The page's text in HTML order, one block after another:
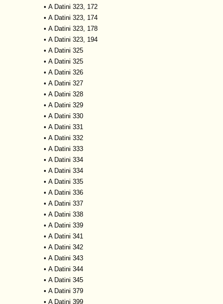
• A Datini 323, 172
• A Datini 323, 174
• A Datini 323, 178
• A Datini 323, 194
• A Datini 325
• A Datini 325
• A Datini 326
• A Datini 327
• A Datini 328
• A Datini 329
• A Datini 330
• A Datini 331
• A Datini 332
• A Datini 333
• A Datini 334
• A Datini 334
• A Datini 335
• A Datini 336
• A Datini 337
• A Datini 338
• A Datini 339
• A Datini 341
• A Datini 342
• A Datini 343
• A Datini 344
• A Datini 345
• A Datini 379
• A Datini 399